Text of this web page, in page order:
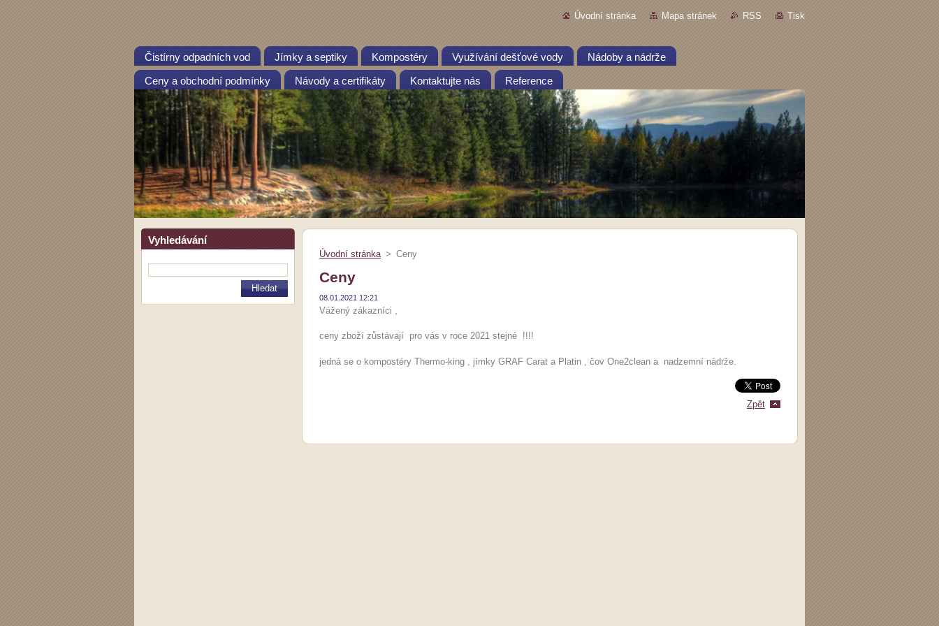
Úvodní stránka Mapa stránek RSS Tisk
Čistírny odpadních vod Jímky a septiky Kompostéry Využívání dešťové vody Nádoby a nádrže
Ceny a obchodní podmínky Návody a certifikáty Kontaktujte nás Reference
Vyhledávání
Úvodní stránka > Ceny
Ceny
08.01.2021 12:21
Vážený zákazníci ,
ceny zboží zůstávají pro vás v roce 2021 stejné !!!!
jedná se o kompostéry Thermo-king , jímky GRAF Carat a Platin , čov One2clean a nadzemní nádrže.
Zpět